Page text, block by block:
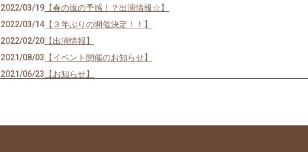
2022/03/19 【春の嵐の予感！？出演情報☆】
2022/03/14 【３年ぶりの開催決定！！】
2022/02/20 【出演情報】
2021/08/03 【イベント開催のお知らせ】
2021/06/23 【お知らせ】
2021/04/22【新商品販売のお知らせ】